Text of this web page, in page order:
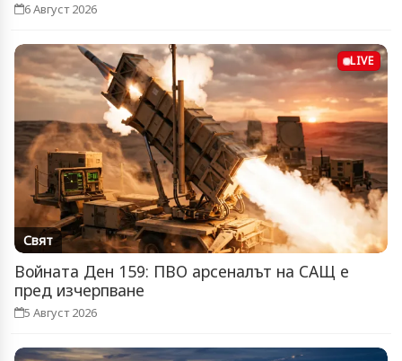
6 Август 2026
LIVE
Свят
Войната Ден 159: ПВО арсеналът на САЩ е
пред изчерпване
5 Август 2026